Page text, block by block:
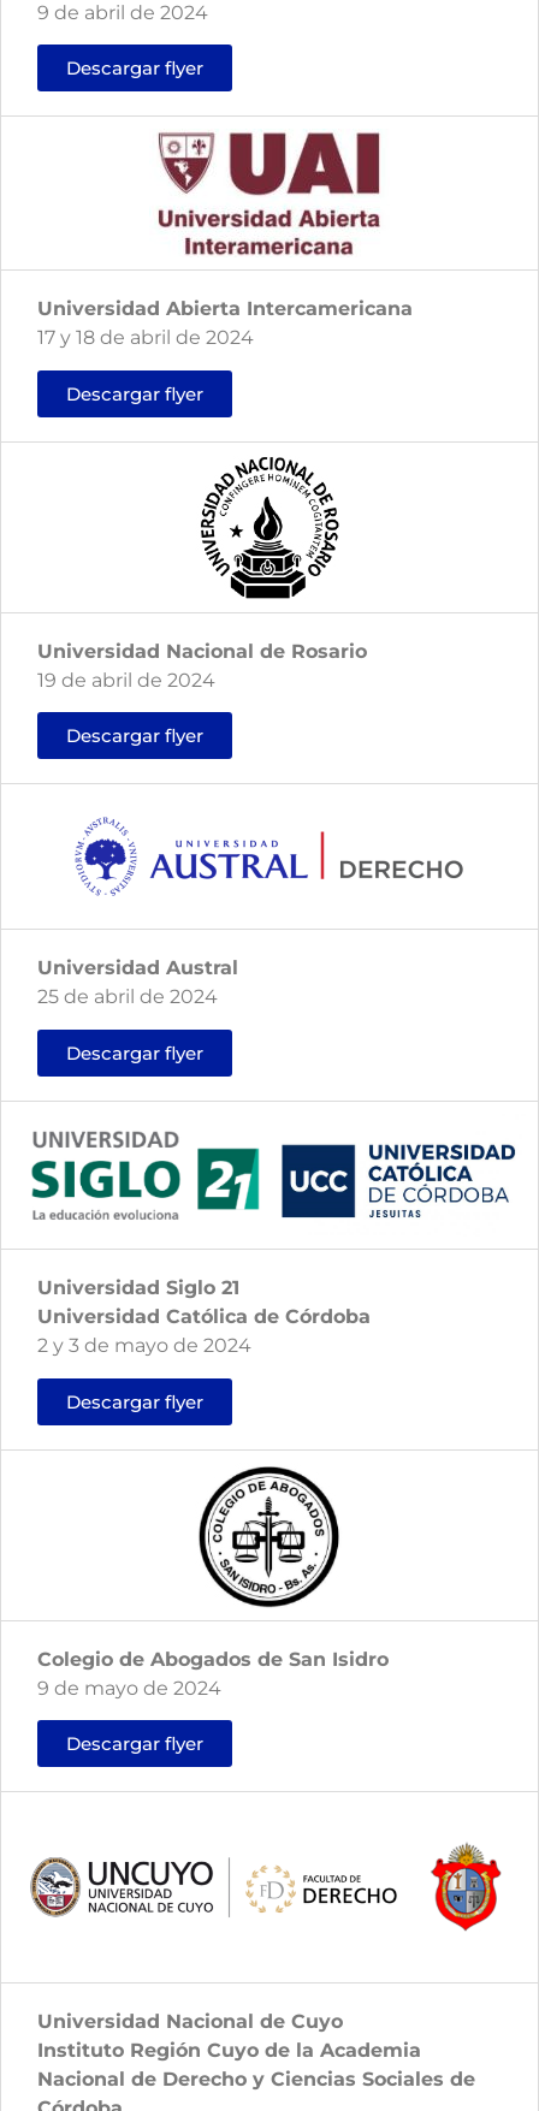
9 de abril de 2024
Descargar flyer
Universidad Abierta Intercamericana
17 y 18 de abril de 2024
Descargar flyer
Universidad Nacional de Rosario
19 de abril de 2024
Descargar flyer
Universidad Austral
25 de abril de 2024
Descargar flyer
Universidad Siglo 21
Universidad Católica de Córdoba
2 y 3 de mayo de 2024
Descargar flyer
Colegio de Abogados de San Isidro
9 de mayo de 2024
Descargar flyer
Universidad Nacional de Cuyo
Instituto Región Cuyo de la Academia
Nacional de Derecho y Ciencias Sociales de